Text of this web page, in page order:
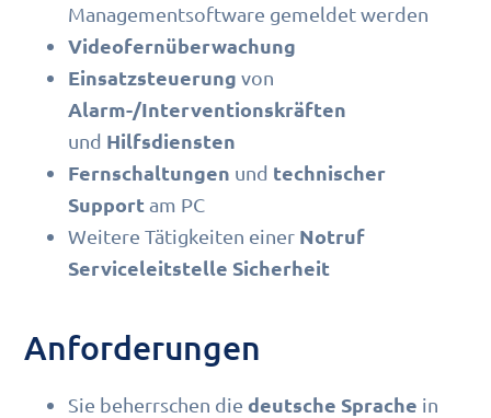
Managementsoftware gemeldet werden
Videofernüberwachung
Einsatzsteuerungvon
Alarm-/Interventionskräften
und Hilfsdiensten
Fernschaltungen und technischer
Supportam PC
Weitere Tätigkeiten einer Notruf
Serviceleitstelle Sicherheit
Anforderungen
Sie beherrschen die deutsche Sprache in